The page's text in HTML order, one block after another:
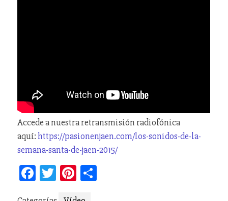
Accede a nuestra retransmisión radiofónica
aquí: https://pasionenjaen.com/los-sonidos-de-la-
semana-santa-de-jaen-2015/
Facebook
TwitterPinterest